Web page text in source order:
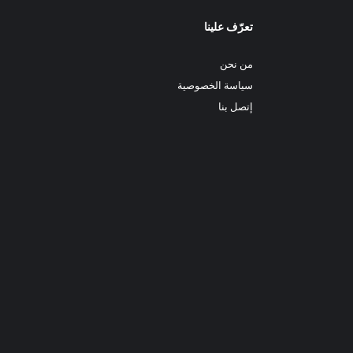
تعرّف علينا
من نحن
سياسة الخصوصية
إتصل بنا